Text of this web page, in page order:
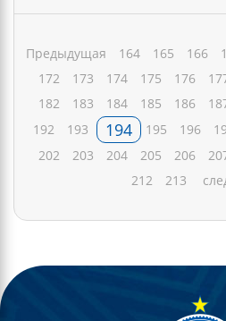
Предыдущая 164 165 166
172
173 174 175 176
182
183 184 185 186
192
193 194 195 196
202
203 204 205 206
212
213